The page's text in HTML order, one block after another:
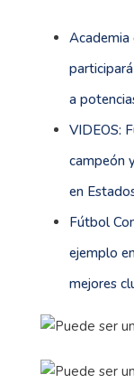
a
VIDEOS:
campeón
en
Fútbol
ejemplo
mejores